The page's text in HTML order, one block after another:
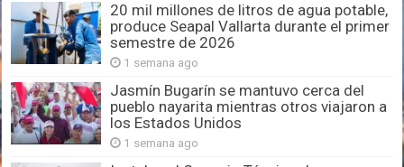
20 mil millones de litros de agua potable,
produce Seapal Vallarta durante el primer
semestre de 2026
1 semana ago
Jasmín Bugarín se mantuvo cerca del
pueblo nayarita mientras otros viajaron a
los Estados Unidos
1 semana ago